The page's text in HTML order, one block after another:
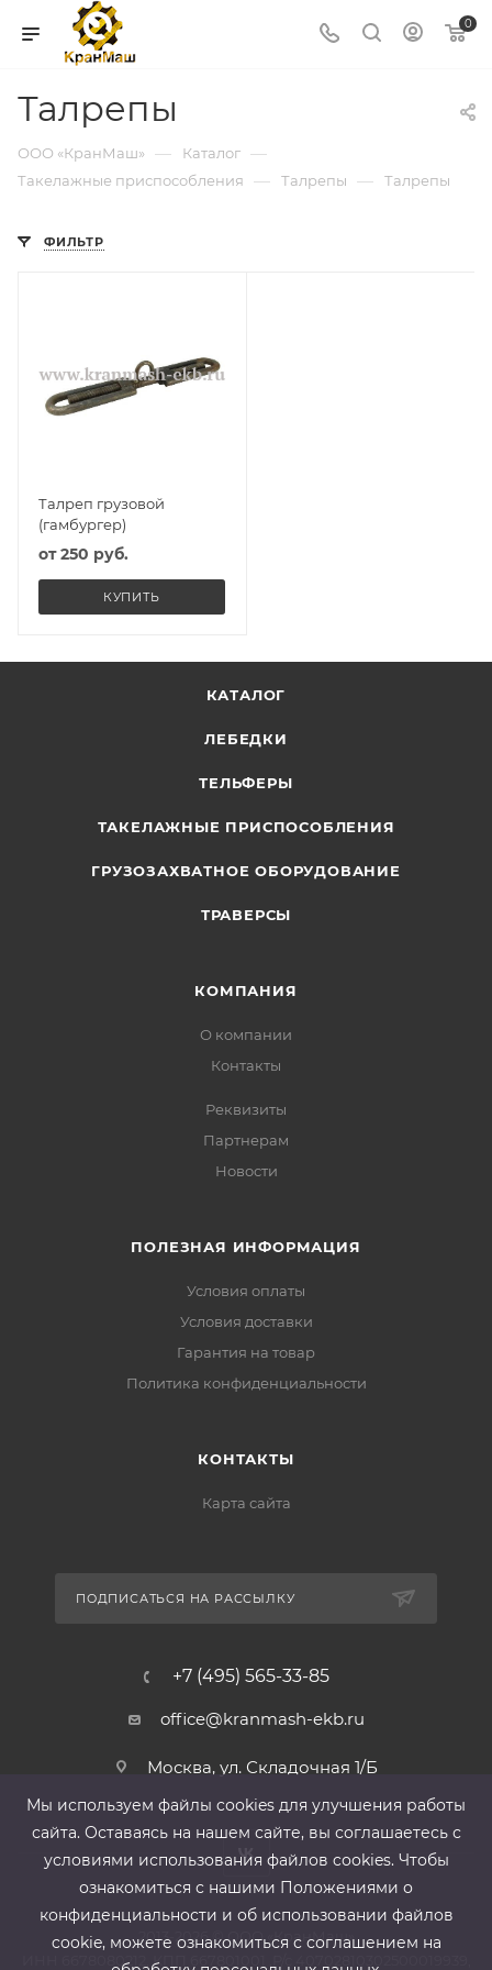
0
Талрепы
ООО «КранМаш» — Каталог —
Такелажные приспособления — Талрепы — Талрепы
ФИЛЬТР
Талреп грузовой
(гамбургер)
от250 руб.
КУПИТЬ
КАТАЛОГ
ЛЕБЕДКИ
ТЕЛЬФЕРЫ
ТАКЕЛАЖНЫЕ ПРИСПОСОБЛЕНИЯ
ГРУЗОЗАХВАТНОЕ ОБОРУДОВАНИЕ
ТРАВЕРСЫ
КОМПАНИЯ
О компании
Контакты
Реквизиты
Партнерам
Новости
ПОЛЕЗНАЯ ИНФОРМАЦИЯ
Условия оплаты
Условия доставки
Гарантия на товар
Политика конфиденциальности
КОНТАКТЫ
Карта сайта
ПОДПИСАТЬСЯ НА РАССЫЛКУ
+7 (495) 565-33-85
office@kranmash-ekb.ru
Москва, ул. Складочная 1/Б
2013-2026 ©ООО «КранМаш»
ИНН 6678080212, КПП 667801001 ,Р/с 40702810302500019939,
Мы используем файлы cооkies для улучшения работы
сайта. Оставаясь на нашем сайте, вы соглашаетесь с
условиями использования файлов cооkies. Чтобы
ознакомиться с нашими Положениями о
конфиденциальности и об использовании файлов
cookie, можете ознакомиться с соглашением на